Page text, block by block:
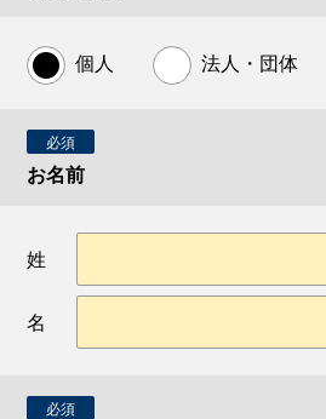
個人 法人・団体
必須
お名前
姓
名
必須